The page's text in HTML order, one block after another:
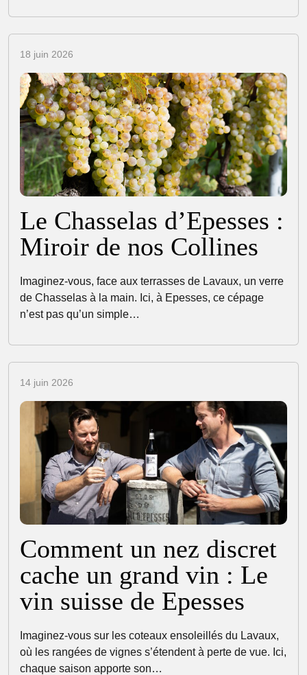
18 juin 2026
Le Chasselas d’Epesses :
Miroir de nos Collines
Imaginez-vous, face aux terrasses de Lavaux, un verre
de Chasselas à la main. Ici, à Epesses, ce cépage
n’est pas qu’un simple…
14 juin 2026
Comment un nez discret
cache un grand vin : Le
vin suisse de Epesses
Imaginez-vous sur les coteaux ensoleillés du Lavaux,
où les rangées de vignes s’étendent à perte de vue. Ici,
chaque saison apporte son…